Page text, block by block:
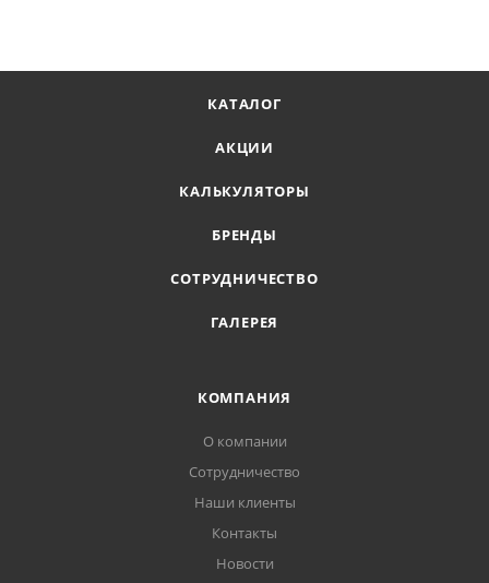
КАТАЛОГ
АКЦИИ
КАЛЬКУЛЯТОРЫ
БРЕНДЫ
СОТРУДНИЧЕСТВО
ГАЛЕРЕЯ
КОМПАНИЯ
О компании
Сотрудничество
Наши клиенты
Контакты
Новости